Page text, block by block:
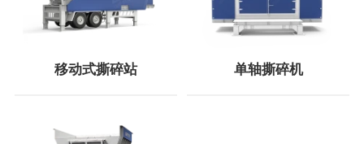
移动式撕碎站 单轴撕碎机